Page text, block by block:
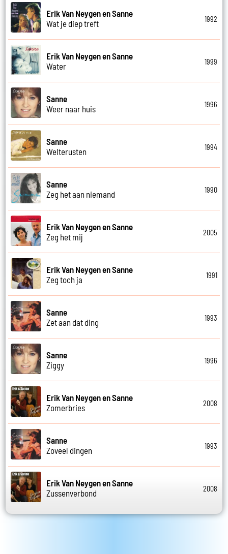
Erik Van Neygen en Sanne
Wat je diep treft
1992
Erik Van Neygen en Sanne
Water
1999
Sanne
Weer naar huis
1996
Sanne
Welterusten
1994
Sanne
Zeg het aan niemand
1990
Erik Van Neygen en Sanne
Zeg het mij
2005
Erik Van Neygen en Sanne
Zeg toch ja
1991
Sanne
Zet aan dat ding
1993
Sanne
Ziggy
1996
Erik Van Neygen en Sanne
Zomerbries
2008
Sanne
Zoveel dingen
1993
Erik Van Neygen en Sanne
Zussenverbond
2008